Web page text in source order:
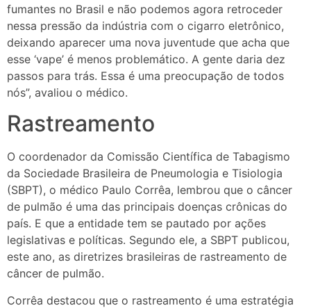
fumantes no Brasil e não podemos agora retroceder
nessa pressão da indústria com o cigarro eletrônico,
deixando aparecer uma nova juventude que acha que
esse ‘vape’ é menos problemático. A gente daria dez
passos para trás. Essa é uma preocupação de todos
nós”, avaliou o médico.
Rastreamento
O coordenador da Comissão Científica de Tabagismo
da Sociedade Brasileira de Pneumologia e Tisiologia
(SBPT), o médico Paulo Corrêa, lembrou que o câncer
de pulmão é uma das principais doenças crônicas do
país. E que a entidade tem se pautado por ações
legislativas e políticas. Segundo ele, a SBPT publicou,
este ano, as diretrizes brasileiras de rastreamento de
câncer de pulmão.
Corrêa destacou que o rastreamento é uma estratégia